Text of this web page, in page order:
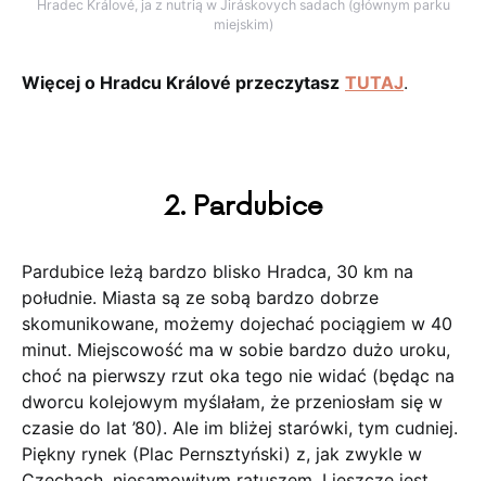
Hradec Králové, ja z nutrią w Jiráskovych sadach (głównym parku
miejskim)
Więcej o Hradcu Králové przeczytasz TUTAJ.
2. Pardubice
Pardubice leżą bardzo blisko Hradca, 30 km na
południe. Miasta są ze sobą bardzo dobrze
skomunikowane, możemy dojechać pociągiem w 40
minut. Miejscowość ma w sobie bardzo dużo uroku,
choć na pierwszy rzut oka tego nie widać (będąc na
dworcu kolejowym myślałam, że przeniosłam się w
czasie do lat ’80). Ale im bliżej starówki, tym cudniej.
Piękny rynek (Plac Pernsztyński) z, jak zwykle w